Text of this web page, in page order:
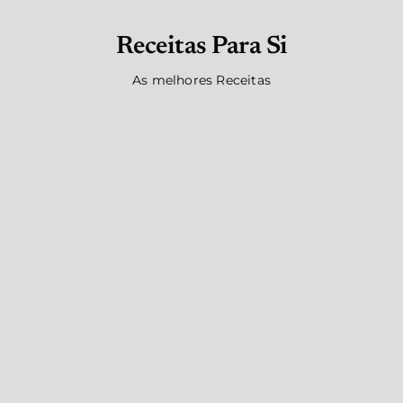
Receitas Para Si
As melhores Receitas